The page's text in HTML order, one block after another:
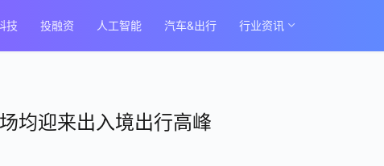
技 投融资 人工智能 汽车&出行 行业资讯
均迎来出入境出行高峰